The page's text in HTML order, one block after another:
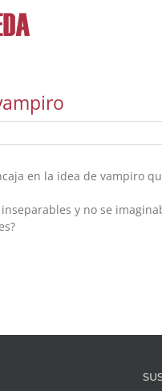
en la idea de vampiro
y no se